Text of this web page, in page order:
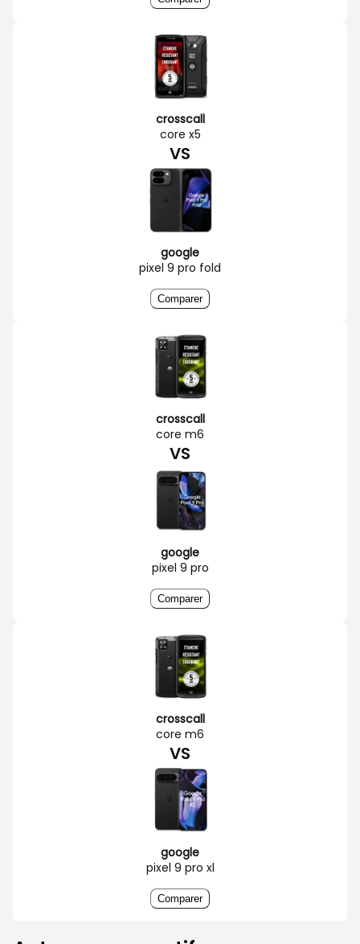
crosscall
core x5
VS
google
pixel 9 pro fold
Comparer
crosscall
core m6
VS
google
pixel 9 pro
Comparer
crosscall
core m6
VS
google
pixel 9 pro xl
Comparer